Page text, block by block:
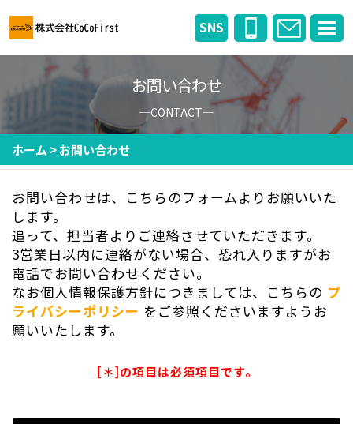
SNS
お問い合わせ
─CONTACT─
ホーム >お問い合わせ
お問い合わせは、こちらのフォームよりお願いいた
します。
追って、担当者よりご連絡させていただきます。
3営業日以内に連絡がない場合、恐れ入りますがお
電話でお問い合わせください。
なお個人情報保護方針につきましては、こちらの プ
ライバシーポリシー をご参照くださいますようお
願いいたします。
[＊]の項目は必須項目です。